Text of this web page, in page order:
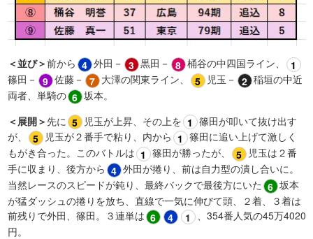
＜並び＞前から 4 ​外田－ 3 ​黒田－ 8 ​桶谷の中四国ライン、 1
篠田－ 9 ​佐藤－ 7 ​大澤の関東ライン、 5 ​児玉－ 2 ​稲​垣の中近
両者、単騎の 6 ​坂本。
＜展開＞先に 5 ​児玉が上昇、その上を 1 ​篠田が叩いて抜け出す
が、
5 ​児玉が２番手で粘り、内から 1 ​篠田に追い上げて激しく
もがき合った。このバトルは 1 ​篠田が勝ったが、 5 ​児玉は２番
手に収まり、後方から 4 ​外田が捲り、前は自力型の潰し合いに。
当然レースのスピードが鈍り、最終バックで最後方にいた 6 ​坂本
が猛ダッシュの捲りを放ち、直線で一気に伸びて頭、２着、３着は
前残りで外田、篠田。３連単は 6 4 1
​、354番人気の45万4020
円。